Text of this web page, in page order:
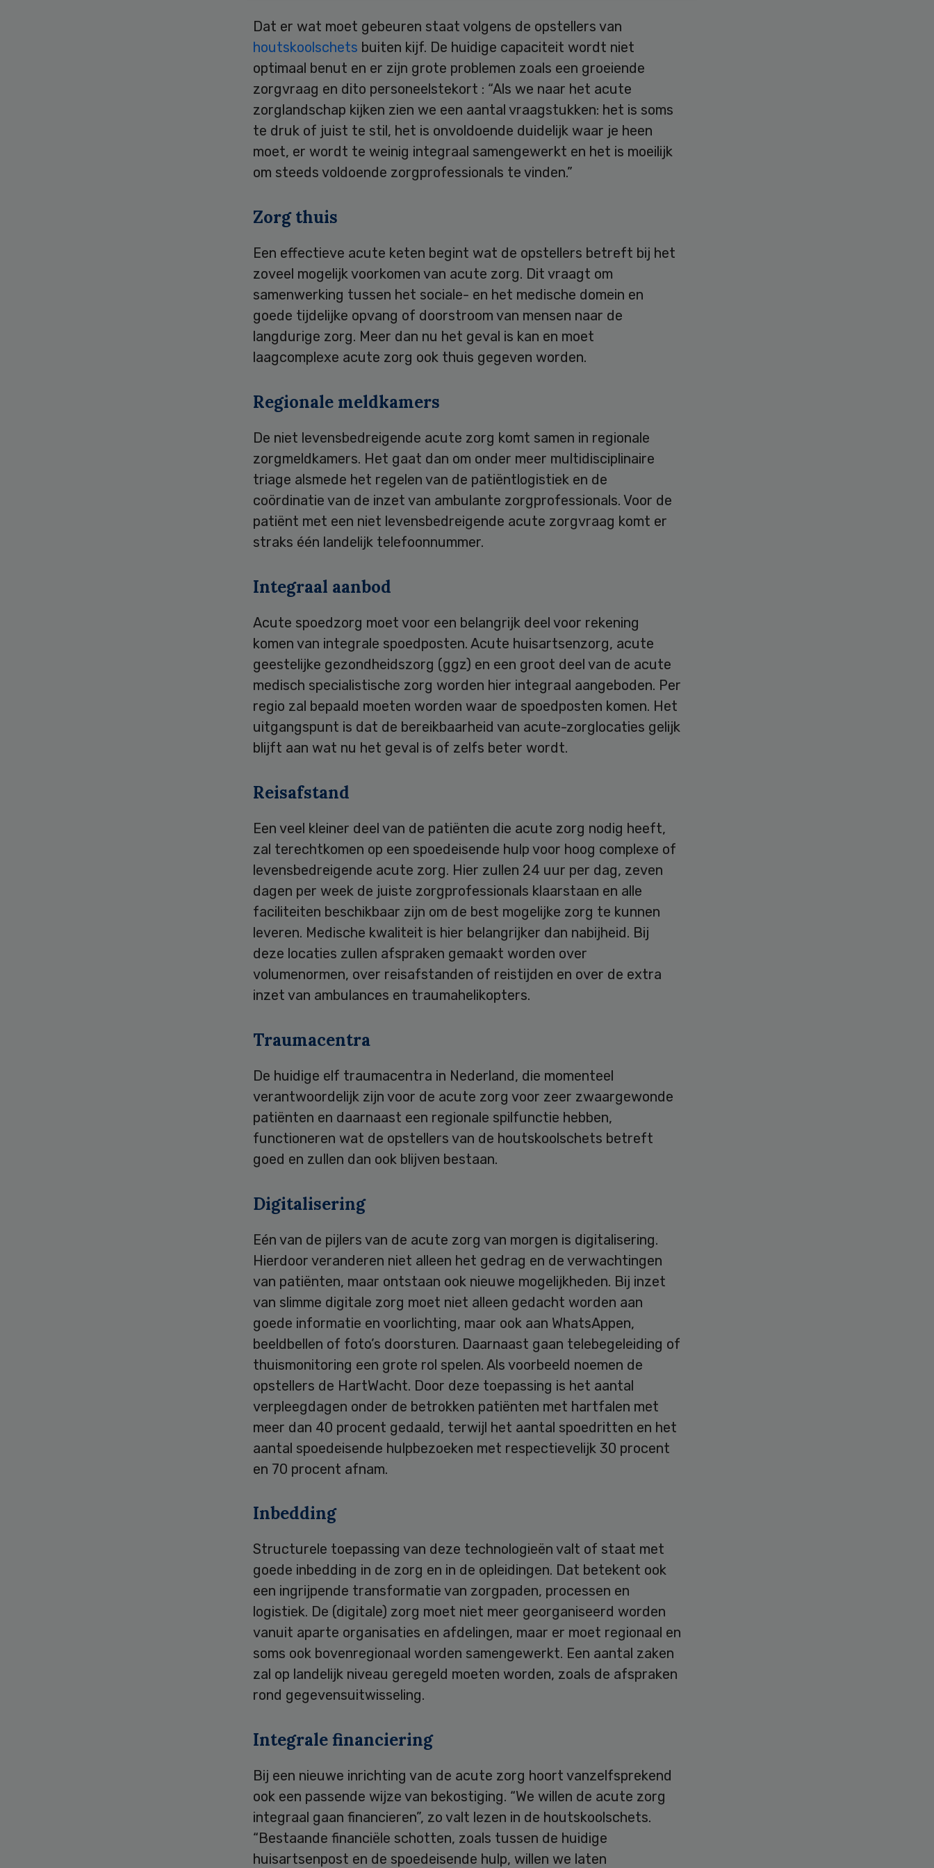
Dat er wat moet gebeuren staat volgens de opstellers van
houtskoolschets buiten kijf. De huidige capaciteit wordt niet
optimaal benut en er zijn grote problemen zoals een groeiende
zorgvraag en dito personeelstekort : “Als we naar het acute
zorglandschap kijken zien we een aantal vraagstukken: het is soms
te druk of juist te stil, het is onvoldoende duidelijk waar je heen
moet, er wordt te weinig integraal samengewerkt en het is moeilijk
om steeds voldoende zorgprofessionals te vinden.”
Zorg thuis
Een effectieve acute keten begint wat de opstellers betreft bij het
zoveel mogelijk voorkomen van acute zorg. Dit vraagt om
samenwerking tussen het sociale- en het medische domein en
goede tijdelijke opvang of doorstroom van mensen naar de
langdurige zorg. Meer dan nu het geval is kan en moet
laagcomplexe acute zorg ook thuis gegeven worden.
Regionale meldkamers
De niet levensbedreigende acute zorg komt samen in regionale
zorgmeldkamers. Het gaat dan om onder meer multidisciplinaire
triage alsmede het regelen van de patiëntlogistiek en de
coördinatie van de inzet van ambulante zorgprofessionals. Voor de
patiënt met een niet levensbedreigende acute zorgvraag komt er
straks één landelijk telefoonnummer.
Integraal aanbod
Acute spoedzorg moet voor een belangrijk deel voor rekening
komen van integrale spoedposten. Acute huisartsenzorg, acute
geestelijke gezondheidszorg (ggz) en een groot deel van de acute
medisch specialistische zorg worden hier integraal aangeboden. Per
regio zal bepaald moeten worden waar de spoedposten komen. Het
uitgangspunt is dat de bereikbaarheid van acute-zorglocaties gelijk
blijft aan wat nu het geval is of zelfs beter wordt.
Reisafstand
Een veel kleiner deel van de patiënten die acute zorg nodig heeft,
zal terechtkomen op een spoedeisende hulp voor hoog complexe of
levensbedreigende acute zorg. Hier zullen 24 uur per dag, zeven
dagen per week de juiste zorgprofessionals klaarstaan en alle
faciliteiten beschikbaar zijn om de best mogelijke zorg te kunnen
leveren. Medische kwaliteit is hier belangrijker dan nabijheid. Bij
deze locaties zullen afspraken gemaakt worden over
volumenormen, over reisafstanden of reistijden en over de extra
inzet van ambulances en traumahelikopters.
Traumacentra
De huidige elf traumacentra in Nederland, die momenteel
verantwoordelijk zijn voor de acute zorg voor zeer zwaargewonde
patiënten en daarnaast een regionale spilfunctie hebben,
functioneren wat de opstellers van de houtskoolschets betreft
goed en zullen dan ook blijven bestaan.
Digitalisering
Eén van de pijlers van de acute zorg van morgen is digitalisering.
Hierdoor veranderen niet alleen het gedrag en de verwachtingen
van patiënten, maar ontstaan ook nieuwe mogelijkheden. Bij inzet
van slimme digitale zorg moet niet alleen gedacht worden aan
goede informatie en voorlichting, maar ook aan WhatsAppen,
beeldbellen of foto’s doorsturen. Daarnaast gaan telebegeleiding of
thuismonitoring een grote rol spelen. Als voorbeeld noemen de
opstellers de HartWacht. Door deze toepassing is het aantal
verpleegdagen onder de betrokken patiënten met hartfalen met
meer dan 40 procent gedaald, terwijl het aantal spoedritten en het
aantal spoedeisende hulpbezoeken met respectievelijk 30 procent
en 70 procent afnam.
Inbedding
Structurele toepassing van deze technologieën valt of staat met
goede inbedding in de zorg en in de opleidingen. Dat betekent ook
een ingrijpende transformatie van zorgpaden, processen en
logistiek. De (digitale) zorg moet niet meer georganiseerd worden
vanuit aparte organisaties en afdelingen, maar er moet regionaal en
soms ook bovenregionaal worden samengewerkt. Een aantal zaken
zal op landelijk niveau geregeld moeten worden, zoals de afspraken
rond gegevensuitwisseling.
Integrale financiering
Bij een nieuwe inrichting van de acute zorg hoort vanzelfsprekend
ook een passende wijze van bekostiging. “We willen de acute zorg
integraal gaan financieren”, zo valt lezen in de houtskoolschets.
“Bestaande financiële schotten, zoals tussen de huidige
huisartsenpost en de spoedeisende hulp, willen we laten